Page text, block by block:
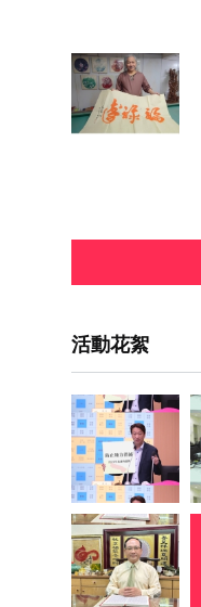
活動花絮